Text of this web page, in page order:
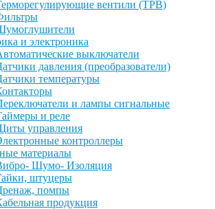
вентили (ТРВ)
и электроника
выключатели
давления (преобразователи)
температуры
и лампы сигнальные
и реле
управления
контроллеры
материалы
Шумо- Изоляция
штуцеры
помпы
продукция